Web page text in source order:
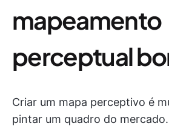
mapeamento
perceptual
Criar um mapa perceptivo é
pintar um quadro do